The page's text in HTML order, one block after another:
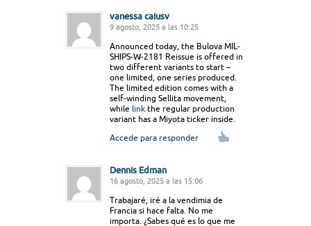
vanessa caiusv
9 agosto, 2025 a las 10:25
Announced today, the Bulova MIL-
SHIPS-W-2181 Reissue is offered in
two different variants to start –
one limited, one series produced.
The limited edition comes with a
self-winding Sellita movement,
while link the regular production
variant has a Miyota ticker inside.
Accede para responder
Dennis Edman
16 agosto, 2025 a las 15:06
Trabajaré, iré a la vendimia de
Francia si hace falta. No me
importa. ¿Sabes qué es lo que me